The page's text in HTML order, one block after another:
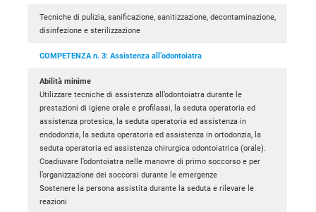
Tecniche di pulizia, sanificazione, sanitizzazione, decontaminazione,
disinfezione e sterilizzazione
COMPETENZA n. 3: Assistenza all’odontoiatra
Abilità minime
Utilizzare tecniche di assistenza all’odontoiatra durante le
prestazioni di igiene orale e profilassi, la seduta operatoria ed
assistenza protesica, la seduta operatoria ed assistenza in
endodonzia, la seduta operatoria ed assistenza in ortodonzia, la
seduta operatoria ed assistenza chirurgica odontoiatrica (orale).
Coadiuvare l’odontoiatra nelle manovre di primo soccorso e per
l’organizzazione dei soccorsi durante le emergenze
Sostenere la persona assistita durante la seduta e rilevare le
reazioni